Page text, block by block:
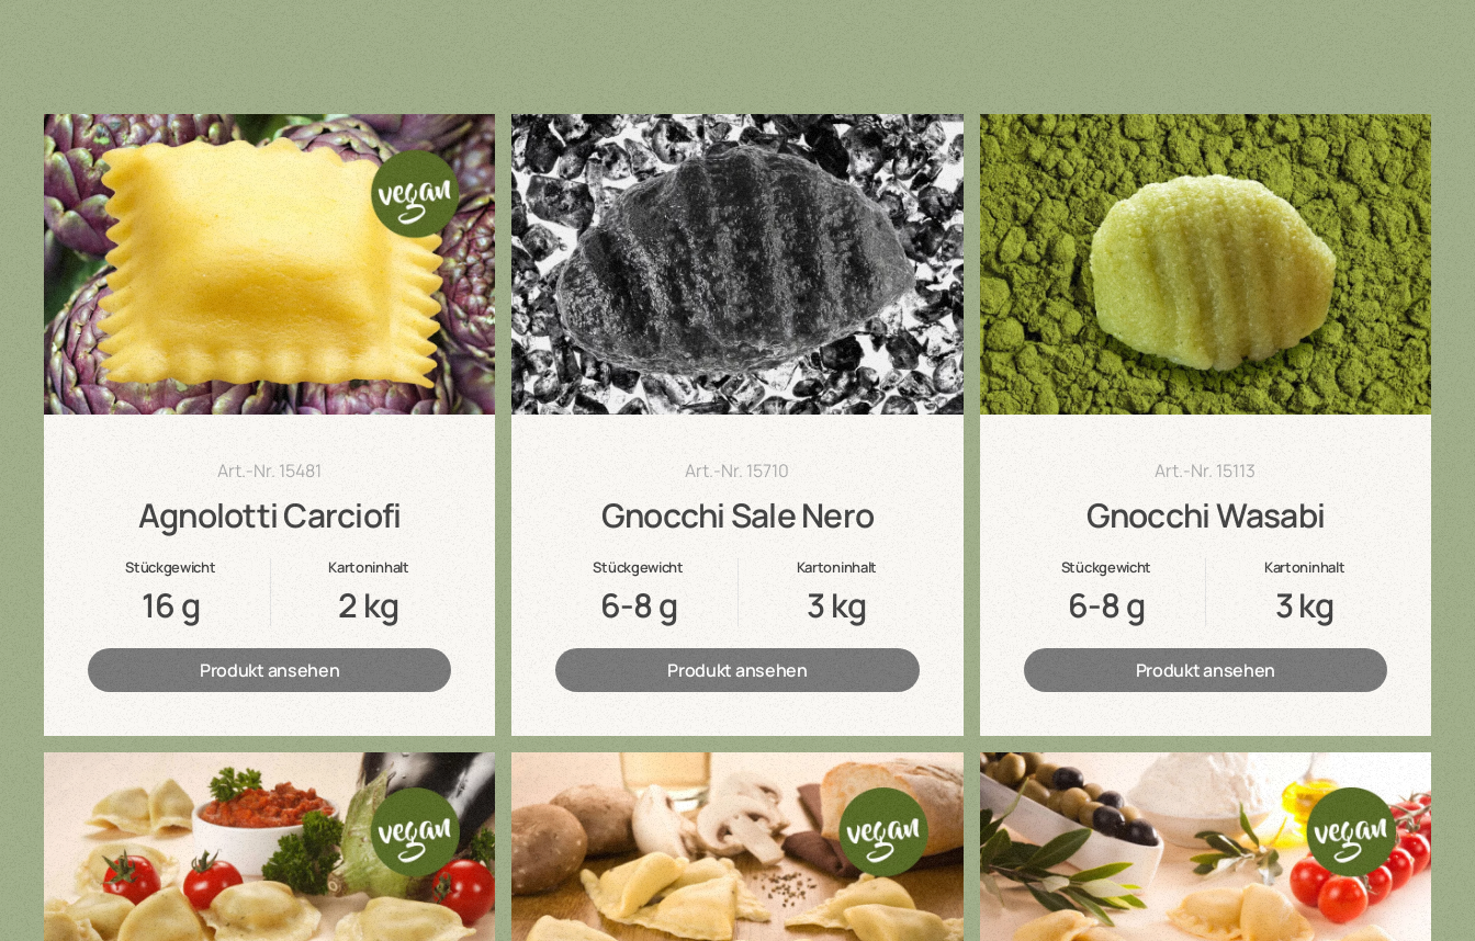
Art.-Nr. 15481
Agnolotti Carciofi
Stückgewicht
16 g
Kartoninhalt
2 kg
Produkt ansehen
Art.-Nr. 15710
Gnocchi Sale Nero
Stückgewicht
6-8 g
Kartoninhalt
3 kg
Produkt ansehen
Art.-Nr. 15113
Gnocchi Wasabi
Stückgewicht
6-8 g
Kartoninhalt
3 kg
Produkt ansehen